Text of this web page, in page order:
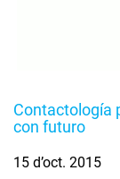
Contactología
con futuro
15 d’oct. 2015